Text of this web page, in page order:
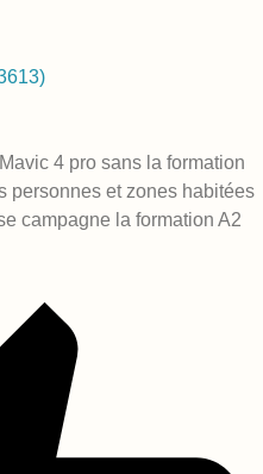
4 pro sans la formation
personnes et zones habitées
campagne la formation A2